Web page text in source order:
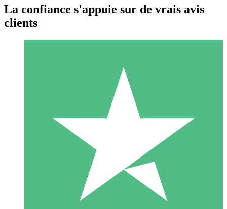
Packs de Crédits Individuels
Payez à l'utilisation avec des crédits de téléchargement. Sans
1 Téléchargement
10 00
La confiance s'appuie sur de vrais avis
clients